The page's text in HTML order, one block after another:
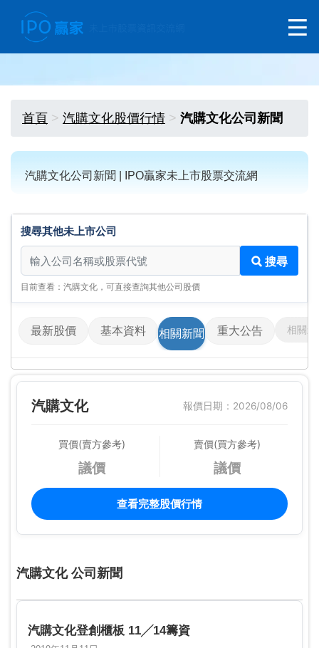
首頁 汽購文化股價行情 汽購文化公司新聞
汽購文化公司新聞 | IPO贏家未上市股票交流網
搜尋其他未上市公司
搜尋其他未上市公司
搜尋
目前查看：汽購文化，可直接查詢其他公司股價
最新股價 基本資料 相關新聞 重大公告 相關影
汽購文化 報價日期：2026/08/06
買價(賣方參考)
議價
賣價(買方參考)
議價
查看完整股價行情
汽購文化 公司新聞
汽購文化登創櫃板 11╱14籌資